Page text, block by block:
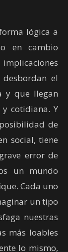
lógica a
en cambio
el
y que llegan
cotidiana. Y
de
social, tiene
error de
un mundo
Cada uno
un tipo
nuestras
más loables
lo mismo,